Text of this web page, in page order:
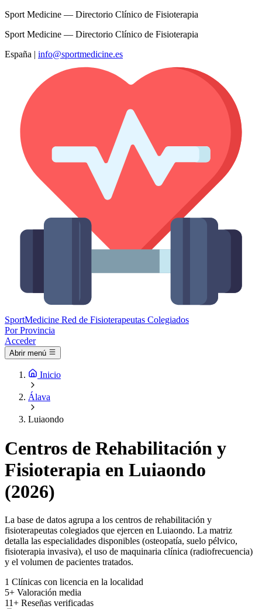
Sport Medicine — Directorio Clínico de Fisioterapia
Sport Medicine — Directorio Clínico de Fisioterapia
España | info@sportmedicine.es
SportMedicine Red de Fisioterapeutas Colegiados
Por Provincia
Acceder
Abrir menú
Inicio
Álava
Luiaondo
Centros de Rehabilitación y
Fisioterapia en Luiaondo
(2026)
La base de datos agrupa a los centros de rehabilitación y
fisioterapeutas colegiados que ejercen en Luiaondo. La matriz
detalla las especialidades disponibles (osteopatía, suelo pélvico,
fisioterapia invasiva), el uso de maquinaria clínica (radiofrecuencia)
y el volumen de pacientes tratados.
1 Clínicas con licencia en la localidad
5+ Valoración media
11+ Reseñas verificadas